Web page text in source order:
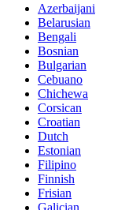
Azerbaijani
Belarusian
Bengali
Bosnian
Bulgarian
Cebuano
Chichewa
Corsican
Croatian
Dutch
Estonian
Filipino
Finnish
Frisian